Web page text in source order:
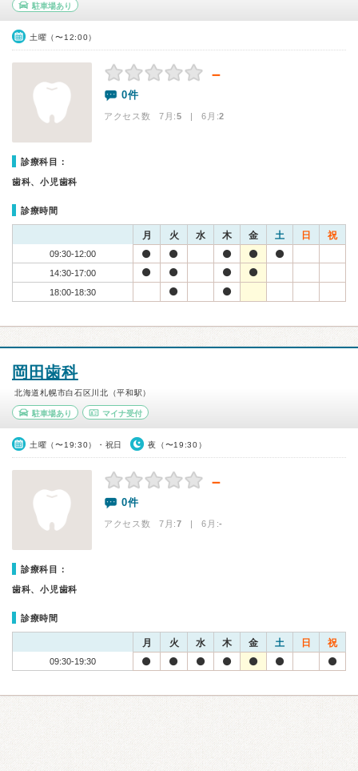
駐車場あり
土曜（〜12:00）
－
0件
アクセス数 7月:5 | 6月:2
診療科目：
歯科、小児歯科
診療時間
月 火 水 木 金 土 日 祝
09:30-12:00
14:30-17:00
18:00-18:30
岡田歯科
北海道札幌市白石区川北（平和駅）
駐車場あり マイナ受付
土曜（〜19:30）・祝日 夜（〜19:30）
－
0件
アクセス数 7月:7 | 6月:-
診療科目：
歯科、小児歯科
診療時間
月 火 水 木 金 土 日 祝
09:30-19:30